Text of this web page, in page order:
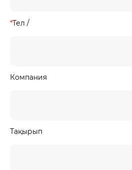
*Тел /
Компания
Тақырып